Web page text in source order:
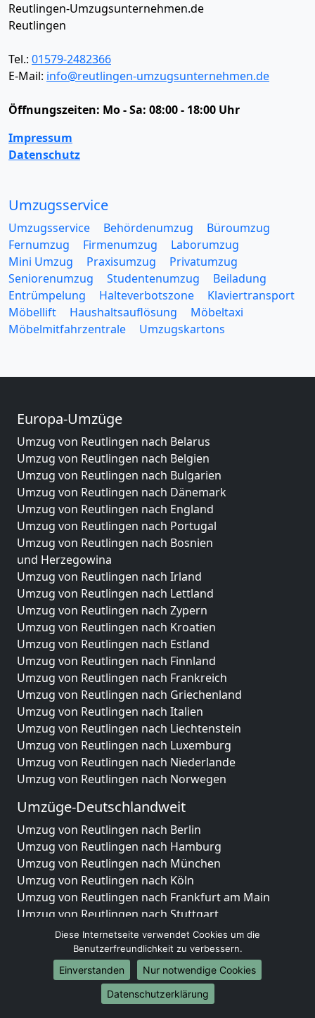
Reutlingen-Umzugsunternehmen.de
Reutlingen
Tel.: 01579-2482366
E-Mail: info@reutlingen-umzugsunternehmen.de
Öffnungszeiten: Mo - Sa: 08:00 - 18:00 Uhr
Impressum
Datenschutz
Umzugsservice
Umzugsservice Behördenumzug
Büroumzug
Fernumzug
Firmenumzug
Laborumzug
Mini Umzug
Praxisumzug
Privatumzug
Seniorenumzug
Studentenumzug
Beiladung
Entrümpelung
Halteverbotszone
Klaviertransport
Möbellift
Haushaltsauflösung
Möbeltaxi
Möbelmitfahrzentrale
Umzugskartons
Europa-Umzüge
Umzug von Reutlingen nach Belarus
Umzug von Reutlingen nach Belgien
Umzug von Reutlingen nach Bulgarien
Umzug von Reutlingen nach Dänemark
Umzug von Reutlingen nach England
Umzug von Reutlingen nach Portugal
Umzug von Reutlingen nach Bosnien
und Herzegowina
Umzug von Reutlingen nach Irland
Umzug von Reutlingen nach Lettland
Umzug von Reutlingen nach Zypern
Umzug von Reutlingen nach Kroatien
Umzug von Reutlingen nach Estland
Umzug von Reutlingen nach Finnland
Umzug von Reutlingen nach Frankreich
Umzug von Reutlingen nach Griechenland
Umzug von Reutlingen nach Italien
Umzug von Reutlingen nach Liechtenstein
Umzug von Reutlingen nach Luxemburg
Umzug von Reutlingen nach Niederlande
Umzug von Reutlingen nach Norwegen
Umzüge-Deutschlandweit
Umzug von Reutlingen nach Berlin
Umzug von Reutlingen nach Hamburg
Umzug von Reutlingen nach München
Umzug von Reutlingen nach Köln
Umzug von Reutlingen nach Frankfurt am Main
Umzug von Reutlingen nach Stuttgart
Umzug von Reutlingen nach Düsseldorf
Umzug von Reutlingen nach Leipzig
Umzug von Reutlingen nach Dortmund
Umzug von Reutlingen nach Essen
Umzug von Reutlingen nach Bremen
Diese Internetseite verwendet Cookies um die
Benutzerfreundlichkeit zu verbessern.
Einverstanden
Nur notwendige Cookies
Datenschutzerklärung